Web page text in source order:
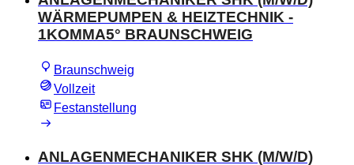
WÄRMEPUMPEN & HEIZTECHNIK -
1KOMMA5° BRAUNSCHWEIG
Braunschweig
Vollzeit
Festanstellung
ANLAGENMECHANIKER SHK (M/W/D)